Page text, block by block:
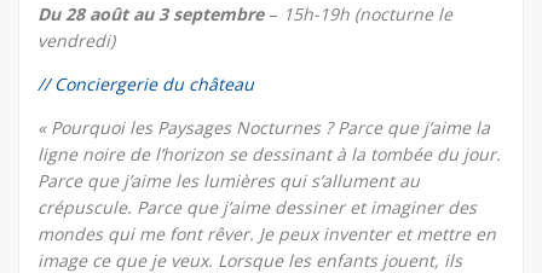
Du 28 août au 3 septembre– 15h-19h (nocturne le
vendredi)
// Conciergerie du château
« Pourquoi les Paysages Nocturnes ? Parce que j’aime la
ligne noire de l’horizon se dessinant à la tombée du jour.
Parce que j’aime les lumières qui s’allument au
crépuscule. Parce que j’aime dessiner et imaginer des
mondes qui me font rêver. Je peux inventer et mettre en
image ce que je veux. Lorsque les enfants jouent, ils